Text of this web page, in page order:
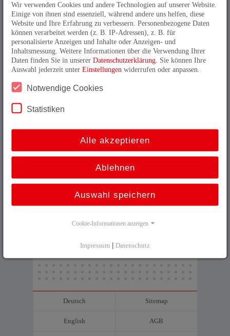
Die neue Generation I__58:2
Weitbereichseingang 4,5 … 32 V dc und Strichzahlen
Hohlwellendurchmesser bis 15 mm bzw. ½“
Programmierbare Inkrementalencoder der Generation
:2 in unseremSelektor
Nützliche Informationen
Funktionsbeschreibung
Montagevarianten
Deutsch
English
Sitemap
AGB
Wir verwenden Cookies und andere Technologien auf unserer Website.
Einige von ihnen sind essenziell, während andere uns helfen, diese
Website und Ihre Erfahrung zu verbessern. Personenbezogene Daten
können verarbeitet werden (z. B. IP-Adressen), z. B. für
personalisierte Anzeigen und Inhalte oder Anzeigen- und
Inhaltsmessung. Weitere Informationen über die Verwendung Ihrer
Daten finden Sie in unsererDatenschutzerklärung . Sie können Ihre
Auswahl jederzeit unterEinstellungen widerrufen oder anpassen.
Notwendige Cookies
Statistiken
Alle akzeptieren
Ablehnen
Auswahl speichern
Cookie-Informationen anzeigen
Impressum | Datenschutz